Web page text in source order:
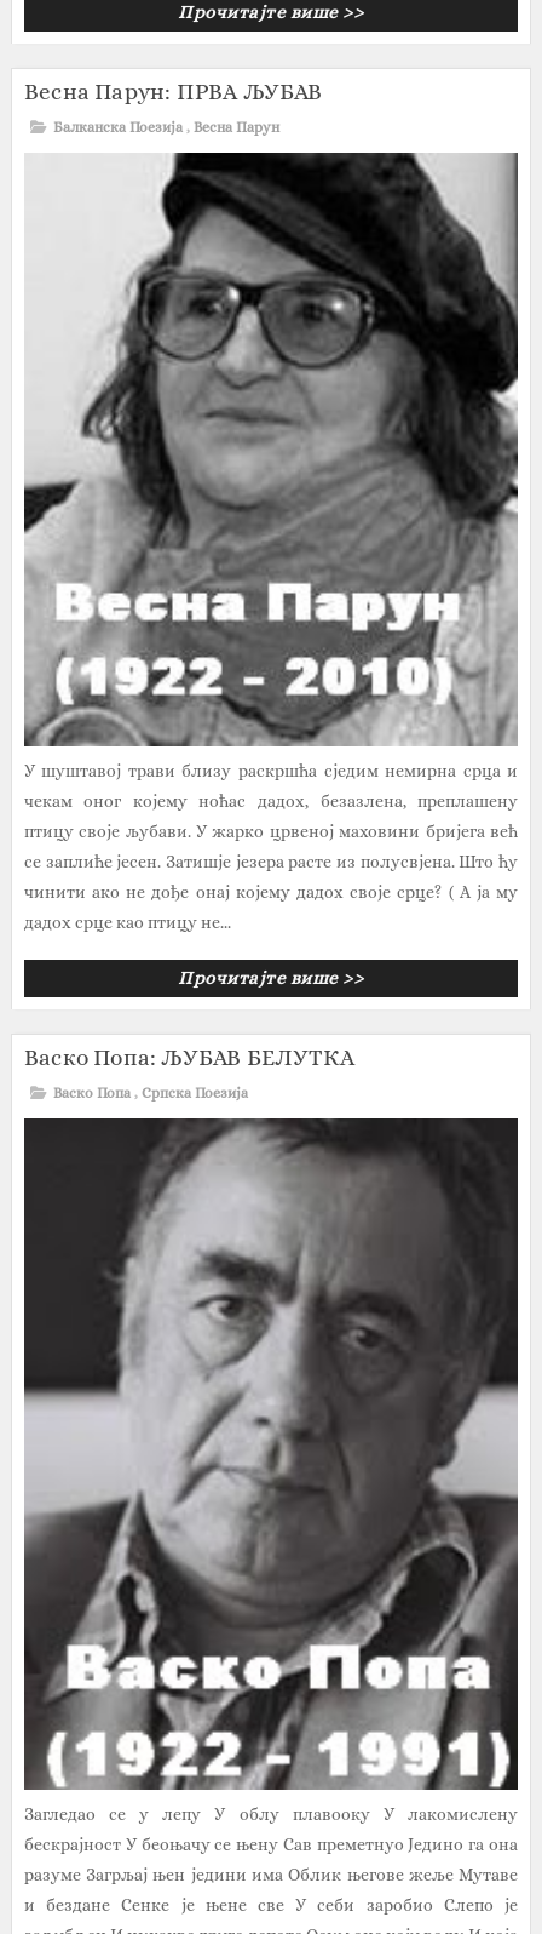
Прочитајте више >>
Весна Парун: ПРВА ЉУБАВ
Балканска Поезија , Весна Парун
У шуштавој трави близу раскршћа сједим немирна срца и
чекам оног којему ноћас дадох, безазлена, преплашену
птицу своје љубави. У жарко црвеној маховини бријега већ
се заплиће јесен. Затишје језера расте из полусвјена. Што ћу
чинити ако не дође онај којему дадох своје срце? ( А ја му
дадох срце као птицу не...
Прочитајте више >>
Васко Попа: ЉУБАВ БЕЛУТКА
Васко Попа , Српска Поезија
Загледао се у лепу У облу плавооку У лакомислену
бескрајност У беоњачу се њену Сав преметнуо Једино га она
разуме Загрљај њен једини има Облик његове жеље Мутаве
и бездане Сенке је њене све У себи заробио Слепо је